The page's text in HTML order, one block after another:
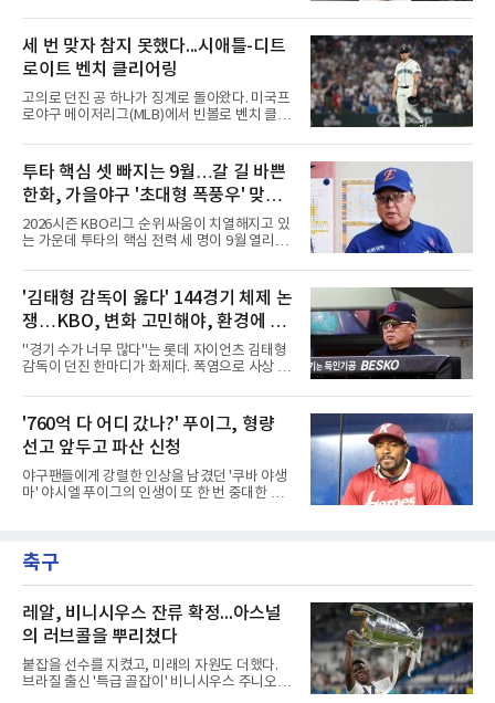
10개 구단에 확인한 결과, KIA 타이거즈에서는
핵심 불펜 정해영과 우완 한재승, 내야수 윤도현
이 합격했다. 롯데 자이언츠는 오른손 불펜 최준
용과 이민석, 내야수 이호준 세 명이 이름을 올
렸고, 삼성 라이온즈에서도 좌완 이승현과 외야
수 함수호, 내야수 심재훈이 통보를 받았다.두산
베어스 투수 최지강과 키움 히어로즈 외야수 원
스, kt wiz에서는 합격자가 나오지 않았다.이들
은 올해 12월 입대해 2028
세 번 맞자 참지 못했다...시애틀-디트
로이트 벤치 클리어링
고의로 던진 공 하나가 징계로 돌아왔다. 미국프
로야구 메이저리그(MLB)에서 빈볼로 벤치 클리
이저리그 사무국은 7일(한국시간) 시애틀 매리
너스 불펜 투수 게이브 스파이어에게 3경기, 댄
윌슨 감독에게 1경기 출장 금지 처분을 내렸다.
두 사람에게는 공개되지 않은 벌금도 부과됐다.
발단은 전날 경기였다. 미국 워싱턴주 시애틀 T
모바일 파크에서 열린 디트로이트 타이거스전 8
회초, 2사 후 등판한 스파이어가 글라이버 토레
맞았던 디트로이트 선수들은 분을 참지 못하고
그라운드로 뛰쳐나왔다.심판
투타 핵심 셋 빠지는 9월…갈 길 바쁜
한화, 가을야구 '초대형 폭풍우' 맞는
다?
2026시즌 KBO리그 순위 싸움이 치열해지고 있
는 가운데 투타의 핵심 전력 세 명이 9월 열리는
화 이글스에 거센 폭풍우가 강타할 것으로 보인
다.이번 아시안게임 한국 야구대표팀에 타선의
중심인 거포 노시환과 문현빈이 승선한 데 이어,
대만 야구협회의 최종 엔트리 발표를 통해 아시
아 쿼터 최고의 히트작이자 선발진의 중추인 좌
완 에이스 왕옌청까지 차출이 확정되었다. 팀 공
격의 핵과 마운드의 핵심 자원들이 단 한꺼번에
리그의 최종 순위와 포스트시즌 진출 팀이 판가
름 나는 가장 잔인하고도 중
'김태형 감독이 옳다' 144경기 체제 논
쟁…KBO, 변화 고민해야, 환경에 맞
는 경기 수가 바람직
"경기 수가 너무 많다"는 롯데 자이언츠 김태형
감독이 던진 한마디가 화제다. 폭염으로 사상 초
독은 단순히 더위를 이야기하지 않았다. 우천,
폭염, 부상 등 변수가 늘어나는 현실에서 현재
팀당 144경기 체제가 과연 지속 가능한지 질문
을 던졌다.물론 144경기가 세계적으로 특별히
많은 숫자는 아니다. 메이저리그는 팀당 162경
기, 일본프로야구도 143~144경기를 치른다. 숫
자만 놓고 보면 KBO가 유난히 혹사 구조라고 말
비교하기 어려울 정도로 폭염이 길어지고 강해
지고 있다. 여기에 장마, 이
'760억 다 어디 갔나?' 푸이그, 형량
선고 앞두고 파산 신청
야구팬들에게 강렬한 인상을 남겼던 '쿠바 야생
마' 야시엘 푸이그의 인생이 또 한 번 중대한 갈
로리다 파산 법원에 챕터11 파산보호 신청을 냈
다. 챕터11은 기업이나 개인이 채권자들과 협의
다.미 매체들에 따르면 푸이그의 자산 규모는
1000만~5000만 달러(약 146억~730억 원), 부
채는 100만~1000만 달러(약 14억~146억 원) 수
준으로 신고됐다. 다만 법원은 채권자 목록과 자
산 내역 등 일부 필수 자료가 빠졌다며 서류 미비
를 지적했다.관심이 쏠리는 이
축구
레알, 비니시우스 잔류 확정...아스널
의 러브콜을 뿌리쳤다
붙잡을 선수를 지켰고, 미래의 자원도 더했다.
브라질 출신 '특급 골잡이' 비니시우스 주니오르